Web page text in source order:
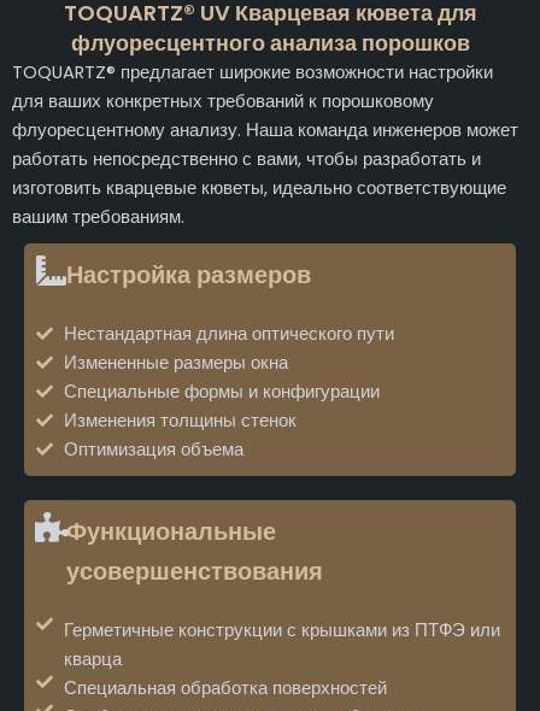
TOQUARTZ® UV Кварцевая кювета для
флуоресцентного анализа порошков
TOQUARTZ® предлагает широкие возможности настройки
для ваших конкретных требований к порошковому
флуоресцентному анализу. Наша команда инженеров может
работать непосредственно с вами, чтобы разработать и
изготовить кварцевые кюветы, идеально соответствующие
вашим требованиям.
Настройка размеров
Нестандартная длина оптического пути
Измененные размеры окна
Специальные формы и конфигурации
Изменения толщины стенок
Оптимизация объема
Функциональные
усовершенствования
Герметичные конструкции с крышками из ПТФЭ или
кварца
Специальная обработка поверхностей